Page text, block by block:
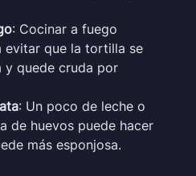
: Cocinar a fuego
evitar que la tortilla se
y quede cruda por
: Un poco de leche o
de huevos puede hacer
más esponjosa.